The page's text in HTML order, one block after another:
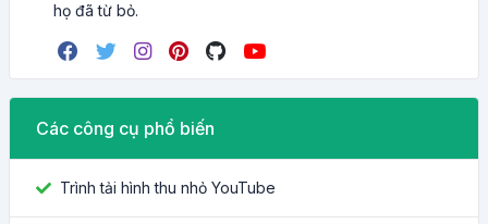
họ đã từ bỏ.
Các công cụ phổ biến
Trình tải hình thu nhỏ YouTube